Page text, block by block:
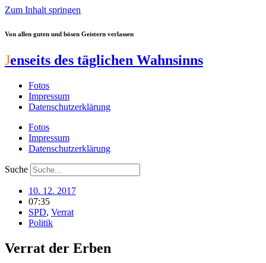
Zum Inhalt springen
Von allen guten und bösen Geistern verlassen
Jenseits des täglichen Wahnsinns
Fotos
Impressum
Datenschutzerklärung
Fotos
Impressum
Datenschutzerklärung
Suche
10. 12. 2017
07:35
SPD, Verrat
Politik
Verrat der Erben